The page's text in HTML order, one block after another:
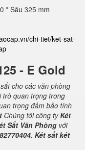
* Sâu 325 mm
chi-tiet/ket-sat-
- E Gold
cho các văn phòng
trò quan trọng trong
trọng đảm bảo tính
Chúng tôi công tyKét
Sắt Văn Phòng với
. Két sắt két